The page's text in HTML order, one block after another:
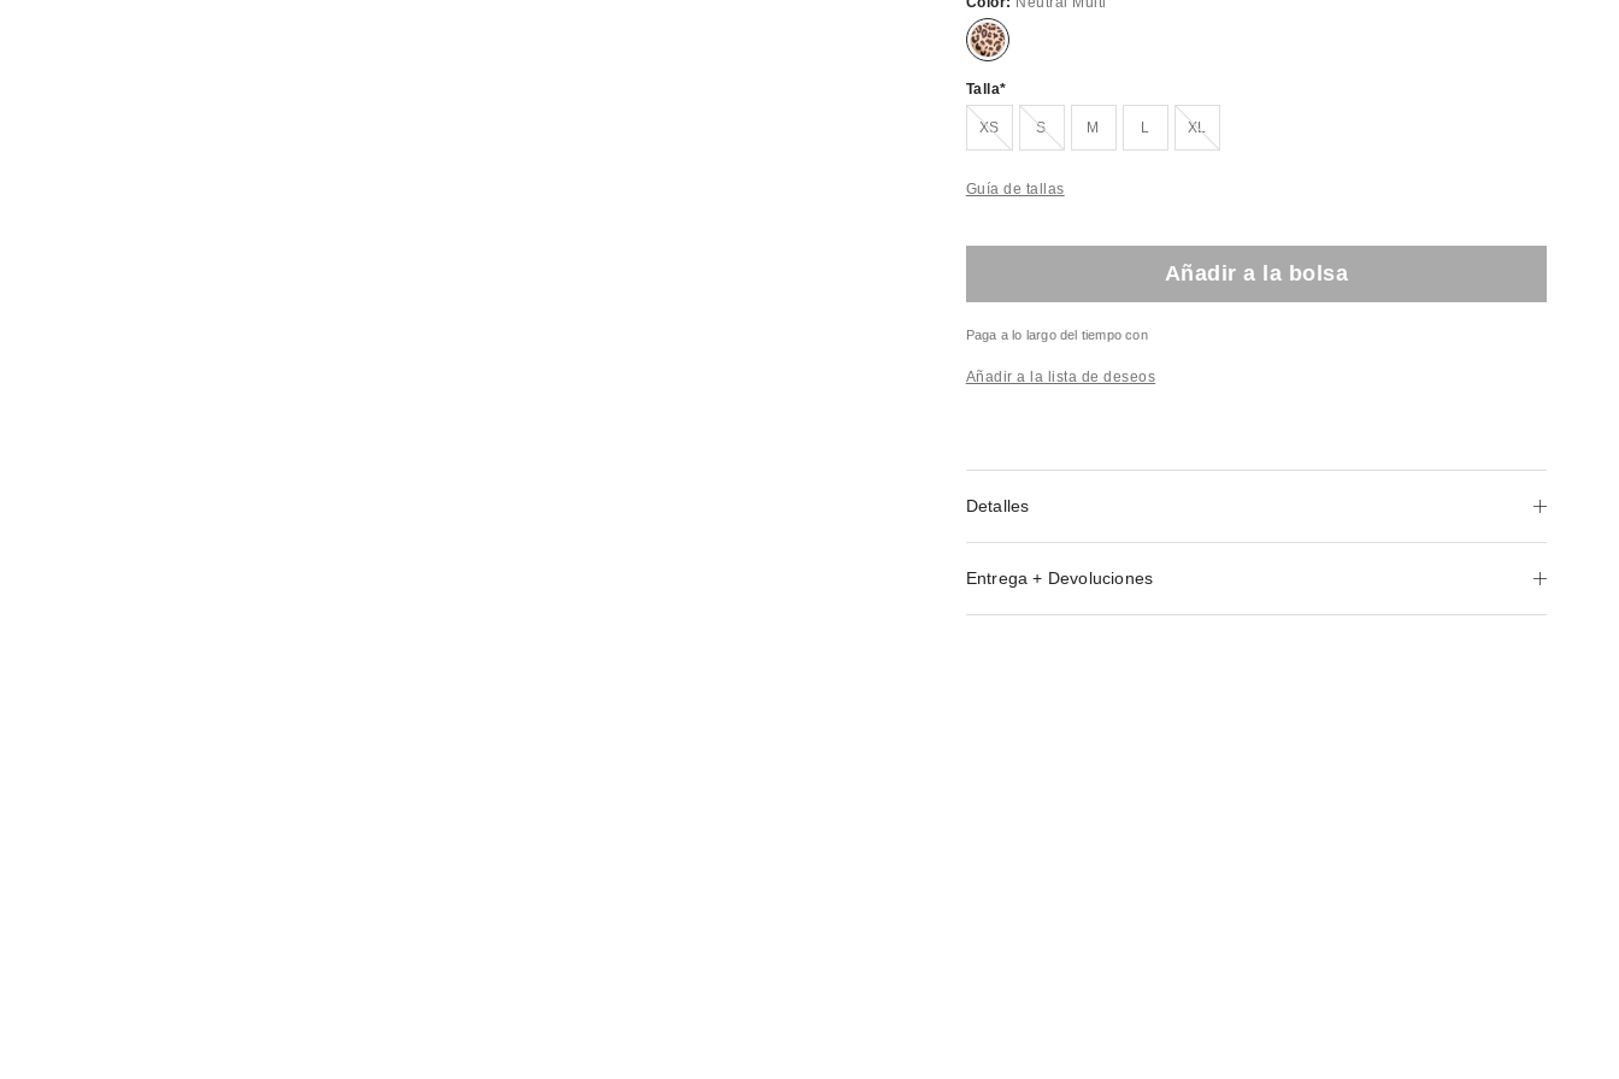
Talla
XS¡Agotado!
S¡Agotado!
M L XL¡Agotado!
Guía de tallas
Añadir a la bolsa
Paga a lo largo del tiempo con
Añadir a la lista de deseos
Detalles
Entrega + Devoluciones